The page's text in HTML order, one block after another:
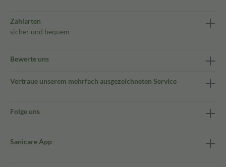
Zahlarten
sicher und bequem
Bewerte uns
Vertraue unserem mehrfach ausgezeichneten Service
Folge uns
Sanicare App